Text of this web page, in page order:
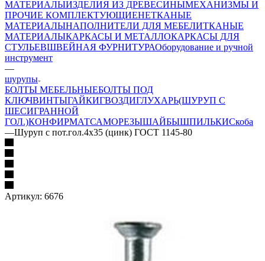
МАТЕРИАЛЫИЗДЕЛИЯ ИЗ ДРЕВЕСИНЫМЕХАНИЗМЫ И
ПРОЧИЕ КОМПЛЕКТУЮЩИЕНЕТКАНЫЕ
МАТЕРИАЛЫНАПОЛНИТЕЛИ ДЛЯ МЕБЕЛИТКАНЫЕ
МАТЕРИАЛЫКАРКАСЫ И МЕТАЛЛОКАРКАСЫ ДЛЯ
СТУЛЬЕВШВЕЙНАЯ ФУРНИТУРАОборудование и ручной
инструмент
—
шурупы
БОЛТЫ МЕБЕЛЬНЫЕБОЛТЫ ПОД
КЛЮЧВИНТЫГАЙКИГВОЗДИГЛУХАРЬ(ШУРУП С
ШЕСИГРАННОЙ
ГОЛ.)КОНФИРМАТСАМОРЕЗЫШАЙБЫШПИЛЬКИСкоба
—Шуруп с пот.гол.4х35 (цинк) ГОСТ 1145-80
Артикул: 6676